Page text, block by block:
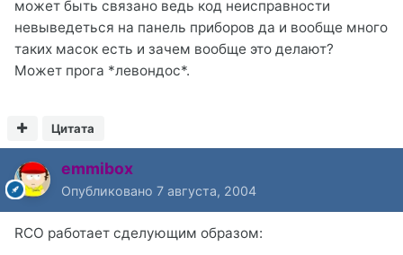
может быть связано ведь код неисправности
невыведеться на панель приборов да и вообще много
таких масок есть и зачем вообще это делают?
Может прога *левондос*.
Цитата
emmibox
Опубликовано 7 августа, 2004
RCO работает сделующим образом: